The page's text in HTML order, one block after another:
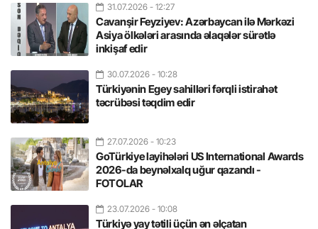
31.07.2026 - 12:27
Cavanşir Feyziyev: Azərbaycan ilə Mərkəzi
Asiya ölkələri arasında əlaqələr sürətlə
inkişaf edir
30.07.2026 - 10:28
Türkiyənin Egey sahilləri fərqli istirahət
təcrübəsi təqdim edir
27.07.2026 - 10:23
GoTürkiye layihələri US International Awards
2026-da beynəlxalq uğur qazandı -
FOTOLAR
23.07.2026 - 10:08
Türkiyə yay tətili üçün ən əlçatan